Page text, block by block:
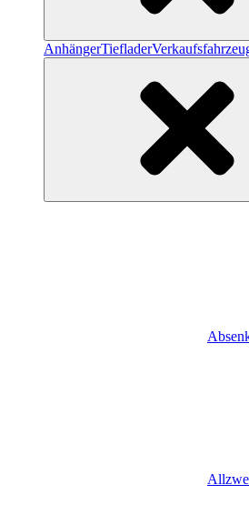
AnhängerTieflader